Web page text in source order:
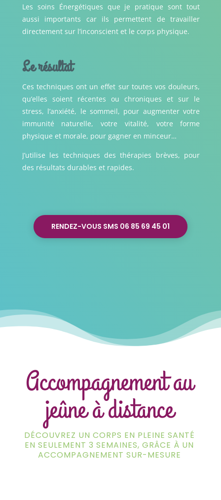
Les soins Énergétiques que je pratique sont tout
aussi importants car ils permettent de travailler
directement sur l’inconscient et le corps physique.
Le résultat
Ces techniques ont un effet sur toutes vos douleurs,
qu’elles soient récentes ou chroniques et sur le
stress, l’anxiété, le sommeil, pour augmenter votre
immunité naturelle, votre vitalité, votre forme
physique et morale, pour gagner en minceur…
J’utilise les techniques des thérapies brèves, pour
des résultats durables et rapides.
RENDEZ-VOUS SMS 06 85 69 45 01
Accompagnement au
jeûne à distance
DÉCOUVREZ UN CORPS EN PLEINE SANTÉ
EN SEULEMENT 3 SEMAINES, GRÂCE À UN
ACCOMPAGNEMENT SUR-MESURE